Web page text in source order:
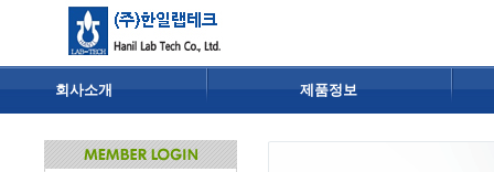
회사소개 제품정보